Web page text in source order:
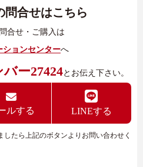
問合せはこちら
合せ・ご購入は
ションセンターへ
ー27424とお伝え下さい。
ルする LINEする
たら上記のボタンよりお問い合わせく